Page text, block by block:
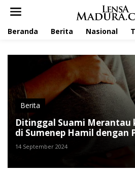
Beranda Berita Nasional
Berita
Ditinggal Suami Merantau
di Sumenep Hamil dengan
14 September 2024